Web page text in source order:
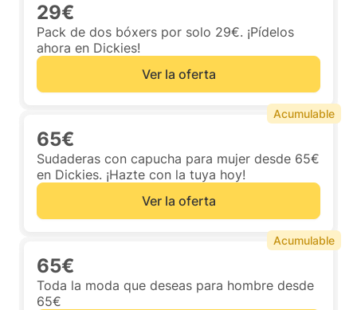
29€
Pack de dos bóxers por solo 29€. ¡Pídelos
ahora en Dickies!
Ver la oferta
65€
Sudaderas con capucha para mujer desde 65€
en Dickies. ¡Hazte con la tuya hoy!
Ver la oferta
Acumulable
65€
Toda la moda que deseas para hombre desde
65€
Acumulable